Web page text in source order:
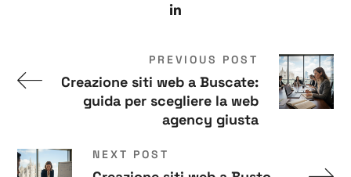
PREVIOUS POST
Creazione siti web a Buscate:
guida per scegliere la web
agency giusta
NEXT POST